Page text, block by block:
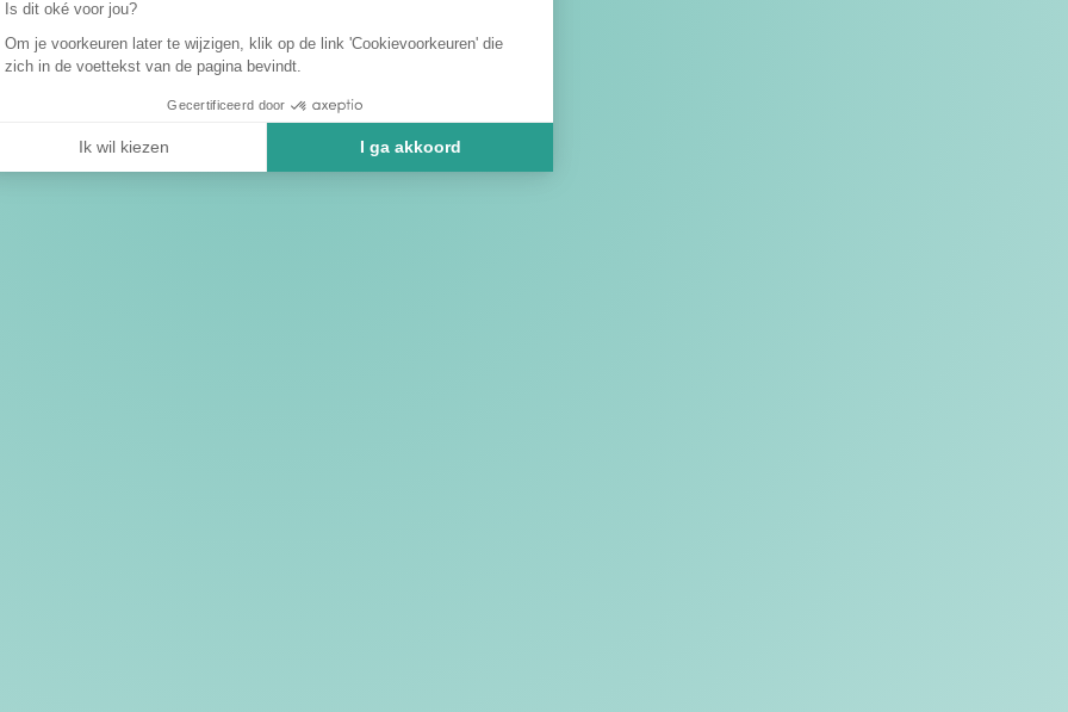
Is dit oké voor jou?
Om je voorkeuren later te wijzigen, klik op de link 'Cookievoorkeuren' die
zich in de voettekst van de pagina bevindt.
Gecertificeerd door
Ik wil kiezen I ga akkoord